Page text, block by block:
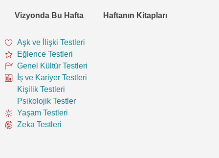
Vizyonda Bu Hafta Haftanın Kitapları
Aşk ve İlişki Testleri
Eğlence Testleri
Genel Kültür Testleri
İş ve Kariyer Testleri
Kişilik Testleri
Psikolojik Testler
Yaşam Testleri
Zeka Testleri